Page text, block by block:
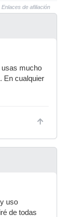
Enlaces de afiliación
usas mucho
En cualquier
uso
de todas